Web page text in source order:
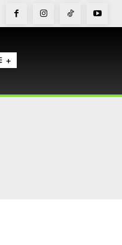
+